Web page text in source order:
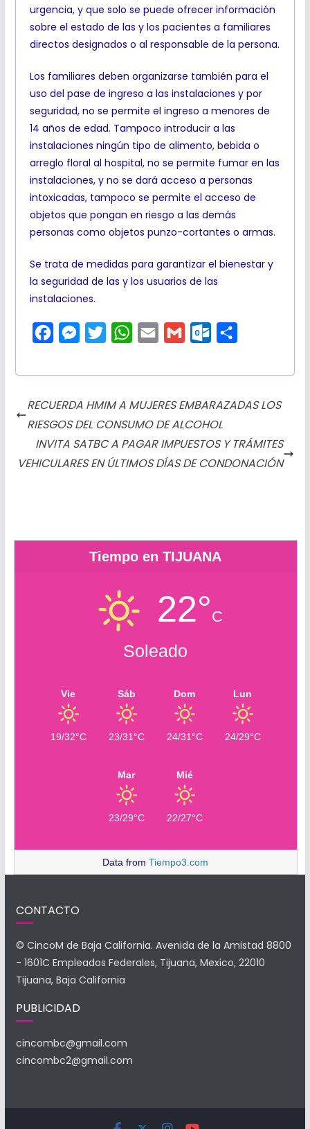
urgencia, y que solo se puede ofrecer información
sobre el estado de las y los pacientes a familiares
directos designados o al responsable de la persona.
Los familiares deben organizarse también para el
uso del pase de ingreso a las instalaciones y por
seguridad, no se permite el ingreso a menores de
14 años de edad. Tampoco introducir a las
instalaciones ningún tipo de alimento, bebida o
arreglo floral al hospital, no se permite fumar en las
instalaciones, y no se dará acceso a personas
intoxicadas, tampoco se permite el acceso de
objetos que pongan en riesgo a las demás
personas como objetos punzo-cortantes o armas.
Se trata de medidas para garantizar el bienestar y
la seguridad de las y los usuarios de las
instalaciones.
c
o
o
M
s
n
g
i
e
r
W
a
A
p
a
a
t
o
k
m
m
r
t
RECUERDA HMIM A MUJERES EMBARAZADAS LOS
RIESGOS DEL CONSUMO DE ALCOHOL
INVITA SATBC A PAGAR IMPUESTOS Y TRÁMITES
VEHICULARES EN ÚLTIMOS DÍAS DE CONDONACIÓN
Tiempo en TIJUANA
22°C
Soleado
Vie
19/32°C
Sáb
23/31°C
Dom
24/31°C
Lun
24/29°C
Mar
23/29°C
Mié
22/27°C
Data fromTiempo3.com
CONTACTO
© CincoM de Baja California. Avenida de la Amistad 8800
- 1601C Empleados Federales, Tijuana, Mexico, 22010
Tijuana, Baja California
PUBLICIDAD
cincombc@gmail.com
cincombc2@gmail.com